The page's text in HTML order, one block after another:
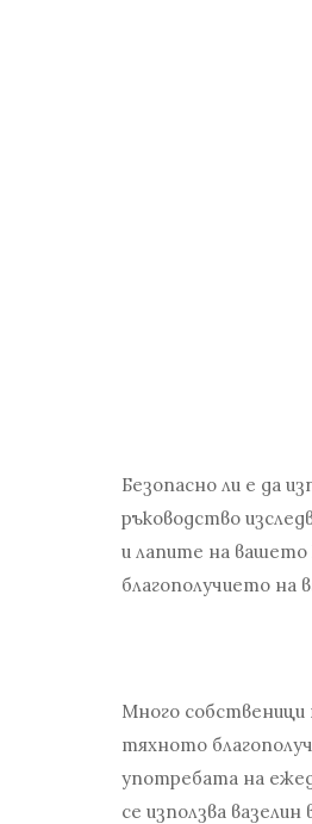
Безопасно ли е да
ръководство
и лапите на вашето
благополучието на
Много собственици
тяхното
употребата на
се използва вазелин